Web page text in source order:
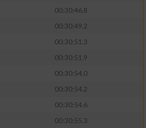
00:30:46.8
00:30:49.2
00:30:51.3
00:30:51.9
00:30:54.0
00:30:54.2
00:30:54.6
00:30:55.3